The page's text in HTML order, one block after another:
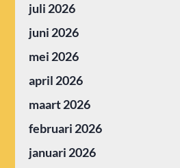
juli 2026
juni 2026
mei 2026
april 2026
maart 2026
februari 2026
januari 2026